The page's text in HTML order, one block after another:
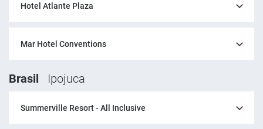
Hotel Atlante Plaza
Mar Hotel Conventions
Brasil Ipojuca
Summerville Resort - All Inclusive